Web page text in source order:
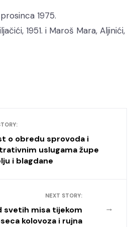
1975.
1951. i Maroš Mara, Aljinići,
o obredu sprovoda i
uslugama župe
i blagdane
→
NEXT STORY:
svetih misa tijekom
kolovoza i rujna